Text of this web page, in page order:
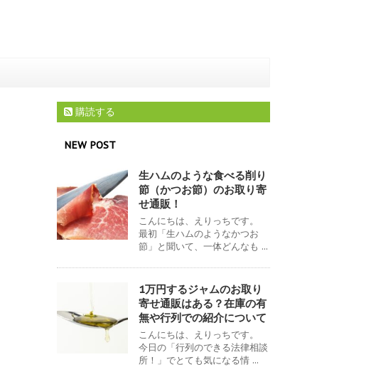
購読する
NEW POST
生ハムのような食べる削り
節（かつお節）のお取り寄
せ通販！
こんにちは、えりっちです。
最初「生ハムのようなかつお
節」と聞いて、一体どんなも ...
1万円するジャムのお取り
寄せ通販はある？在庫の有
無や行列での紹介について
こんにちは、えりっちです。
今日の「行列のできる法律相談
所！」でとても気になる情 ...